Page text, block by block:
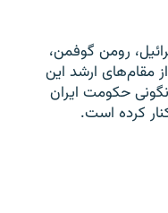
تلویزیون اسرائیل، رومن گوفمن،
مقام‌های ارشد این
حکومت ایران
کرده است.